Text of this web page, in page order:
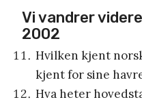
Vi vandrer
2002
Hvilken kjent
kjent for sine
Hva heter